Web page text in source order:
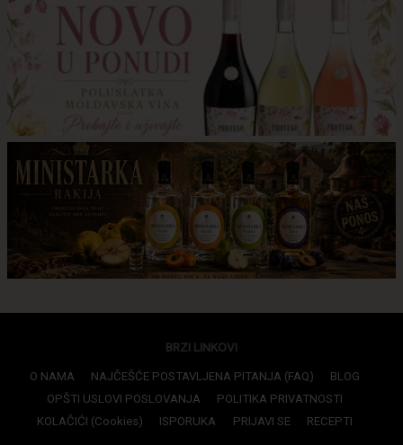
BRZI LINKOVI
O NAMA NAJČEŠĆE POSTAVLJENA PITANJA (FAQ)
BLOG
OPŠTI USLOVI POSLOVANJA
POLITIKA PRIVATNOSTI
KOLAČIĆI (Cookies)
ISPORUKA PRIJAVI SE RECEPTI